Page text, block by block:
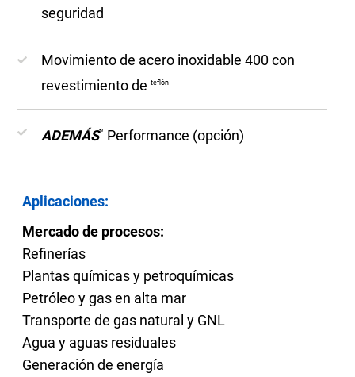
seguridad
Movimiento de acero inoxidable 400 con
revestimiento deteflón
ADEMÁS™ Performance (opción)
Aplicaciones:
Mercado de procesos:
Refinerías
Plantas químicas y petroquímicas
Petróleo y gas en alta mar
Transporte de gas natural y GNL
Agua y aguas residuales
Generación de energía